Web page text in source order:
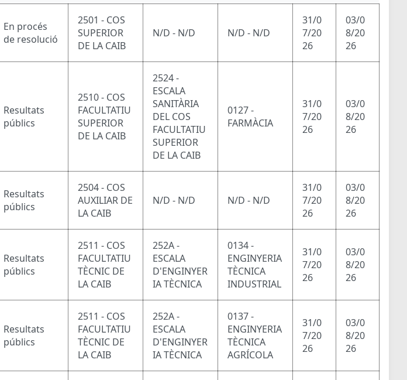
En procés
de resolució
2501 - COS
SUPERIOR
DE LA CAIB
N/D - N/D N/D - N/D
31/0
7/20
26
03/0
8/20
26
Resultats
públics
2510 - COS
FACULTATIU
SUPERIOR
DE LA CAIB
2524 -
ESCALA
SANITÀRIA
DEL COS
FACULTATIU
SUPERIOR
DE LA CAIB
0127 -
FARMÀCIA
31/0
7/20
26
03/0
8/20
26
Resultats
públics
2504 - COS
AUXILIAR DE
LA CAIB
N/D - N/D N/D - N/D
31/0
7/20
26
03/0
8/20
26
Resultats
públics
2511 - COS
FACULTATIU
TÈCNIC DE
LA CAIB
252A -
ESCALA
D'ENGINYER
IA TÈCNICA
0134 -
ENGINYERIA
TÈCNICA
INDUSTRIAL
31/0
7/20
26
03/0
8/20
26
Resultats
públics
2511 - COS
FACULTATIU
TÈCNIC DE
LA CAIB
252A -
ESCALA
D'ENGINYER
IA TÈCNICA
0137 -
ENGINYERIA
TÈCNICA
AGRÍCOLA
31/0
7/20
26
03/0
8/20
26